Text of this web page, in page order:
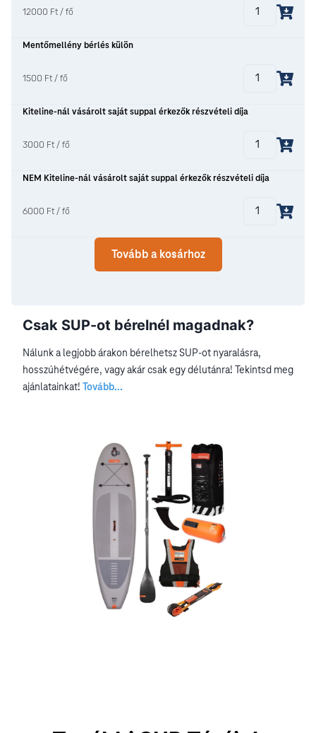
12000 Ft / fő
Mentőmellény bérlés külön
1500 Ft / fő
Kiteline-nál vásárolt saját suppal érkezők részvételi díja
3000 Ft / fő
NEM Kiteline-nál vásárolt saját suppal érkezők részvételi díja
6000 Ft / fő
Tovább a kosárhoz
Csak SUP-ot bérelnél magadnak?
Nálunk a legjobb árakon bérelhetsz SUP-ot nyaralásra,
hosszúhétvégére, vagy akár csak egy délutánra! Tekintsd meg
ajánlatainkat! Tovább...